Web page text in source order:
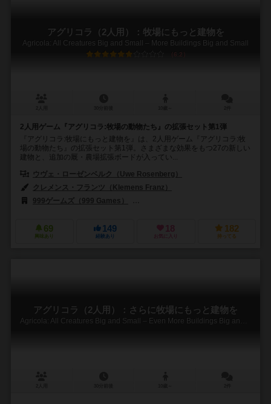
アグリコラ（2人用）：牧場にもっと建物を
Agricola: All Creatures Big and Small – More Buildings Big and Small
6.2
2人用ゲーム『アグリコラ:牧場の動物たち』の拡張セット第1弾
『アグリコラ:牧場にもっと建物を』は、2人用ゲーム『アグリコラ:牧
場の動物たち』の拡張セット第1弾。さまざまな効果をもつ27の新しい
建物と、追加の厩・農場拡張ボードが入ってい...
ウヴェ・ローゼンベルク（Uwe Rosenberg）
クレメンス・フランツ（Klemens Franz）
999ゲームズ（999 Games）
69
興味あり
149
経験あり
18
お気に入り
182
持ってる
アグリコラ（2人用）：さらに牧場にもっと建物を